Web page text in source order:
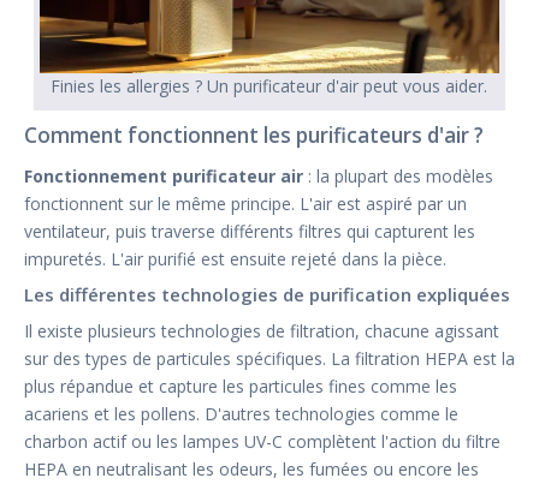
Finies les allergies ? Un purificateur d'air peut vous aider.
Comment fonctionnent les purificateurs d'air ?
Fonctionnement purificateur air : la plupart des modèles
fonctionnent sur le même principe. L'air est aspiré par un
ventilateur, puis traverse différents filtres qui capturent les
impuretés. L'air purifié est ensuite rejeté dans la pièce.
Les différentes technologies de purification expliquées
Il existe plusieurs technologies de filtration, chacune agissant
sur des types de particules spécifiques. La filtration HEPA est la
plus répandue et capture les particules fines comme les
acariens et les pollens. D'autres technologies comme le
charbon actif ou les lampes UV-C complètent l'action du filtre
HEPA en neutralisant les odeurs, les fumées ou encore les